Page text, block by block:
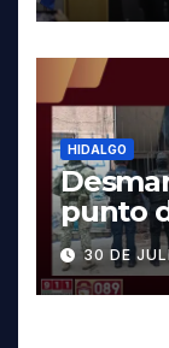
HIDALGO
punto
30 DE